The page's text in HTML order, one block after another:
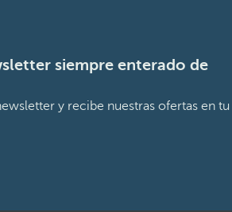
siempre enterado de
y recibe nuestras ofertas en tu